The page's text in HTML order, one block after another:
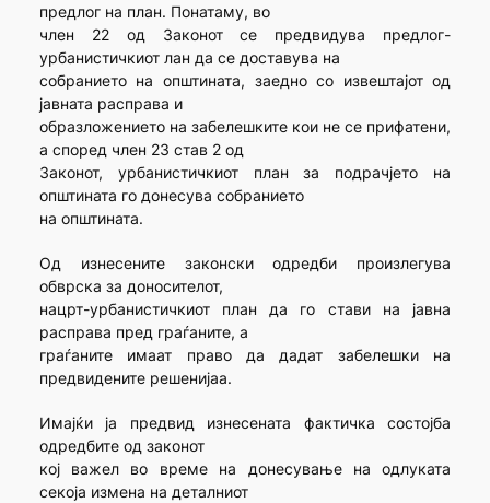
предлог на план. Понатаму, во
член 22 од Законот се предвидува предлог-
урбанистичкиот лан да се доставува на
собранието на општината, заедно со извештајот од
јавната расправа и
образложението на забелешките кои не се прифатени,
а според член 23 став 2 од
Законот, урбанистичкиот план за подрачјето на
општината го донесува собранието
на општината.
Од изнесените законски одредби произлегува
обврска за доносителот,
нацрт-урбанистичкиот план да го стави на јавна
расправа пред граѓаните, а
граѓаните имаат право да дадат забелешки на
предвидените решенијаа.
Имајќи ја предвид изнесената фактичка состојба
одредбите од законот
кој важел во време на донесување на одлуката
секоја измена на деталниот